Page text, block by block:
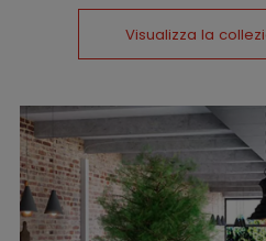
Visualizza la